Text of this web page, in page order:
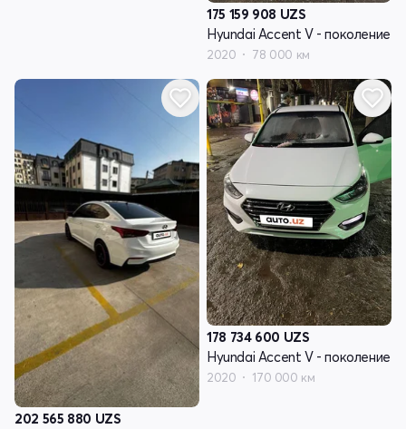
175 159 908 UZS
Hyundai Accent V - поколение
2020 78 000 км
202 565 880 UZS
178 734 600 UZS
Hyundai Accent V - поколение
2020 170 000 км